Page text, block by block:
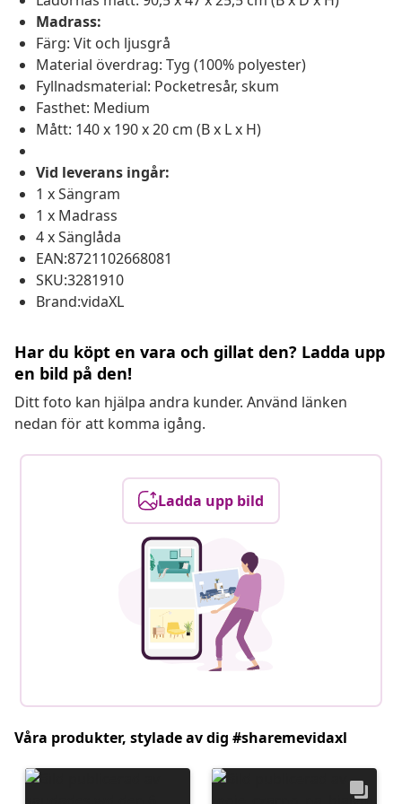
Madrass:
Färg: Vit och ljusgrå
Material överdrag: Tyg (100% polyester)
Fyllnadsmaterial: Pocketresår, skum
Fasthet: Medium
Mått: 140 x 190 x 20 cm (B x L x H)
Vid leverans ingår:
1 x Sängram
1 x Madrass
4 x Sänglåda
EAN:8721102668081
SKU:3281910
Brand:vidaXL
Har du köpt en vara och gillat den? Ladda upp
en bild på den!
Ditt foto kan hjälpa andra kunder. Använd länken
nedan för att komma igång.
Ladda upp bild
Våra produkter, stylade av dig #sharemevidaxl